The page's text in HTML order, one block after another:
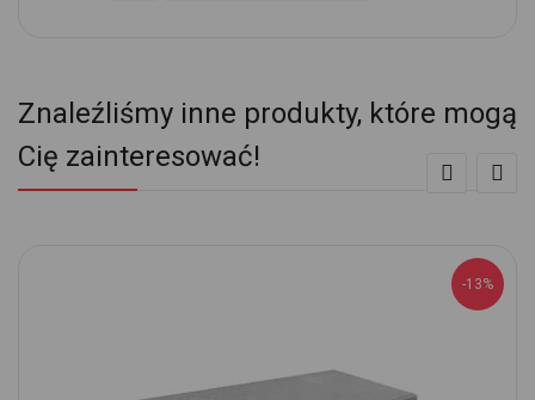
Znaleźliśmy inne produkty, które mogą
Cię zainteresować!
-13%